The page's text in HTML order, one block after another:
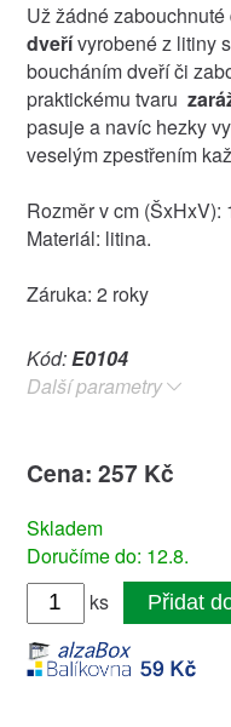
Už žádné
dveřívyrobené z litiny
boucháním dveří či
praktickému tvaru
pasuje a navíc hezky
veselým zpestřením
Rozměr v cm (ŠxHxV):
Materiál: litina.
Záruka: 2 roky
Kód:E0104
Další parametry
Cena: 257 Kč
Skladem
Doručíme do: 12.8.
ks
Přidat